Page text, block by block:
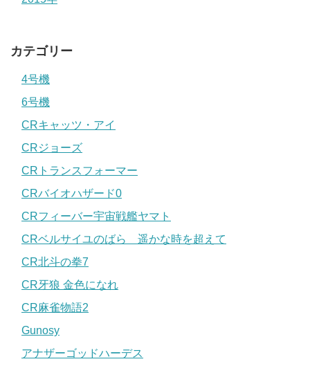
カテゴリー
4号機
6号機
CRキャッツ・アイ
CRジョーズ
CRトランスフォーマー
CRバイオハザード0
CRフィーバー宇宙戦艦ヤマト
CRベルサイユのばら 遥かな時を超えて
CR北斗の拳7
CR牙狼 金色になれ
CR麻雀物語2
Gunosy
アナザーゴッドハーデス